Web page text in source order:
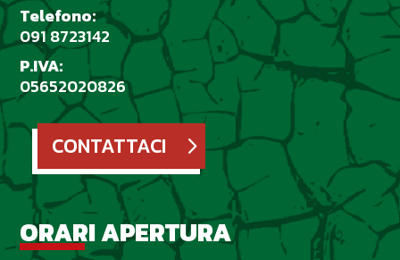
Telefono:
091 8723142
P.IVA:
05652020826
CONTATTACI
ORARI APERTURA